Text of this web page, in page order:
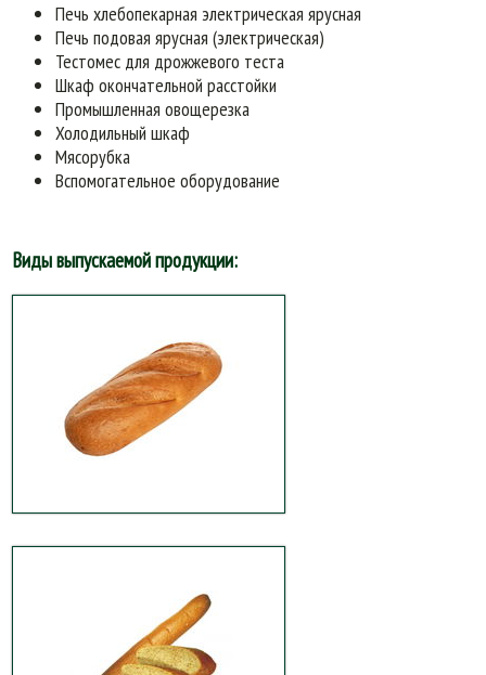
Печь хлебопекарная электрическая ярусная
Печь подовая ярусная (электрическая)
Тестомес для дрожжевого теста
Шкаф окончательной расстойки
Промышленная овощерезка
Холодильный шкаф
Мясорубка
Вспомогательное оборудование
Виды выпускаемой продукции: